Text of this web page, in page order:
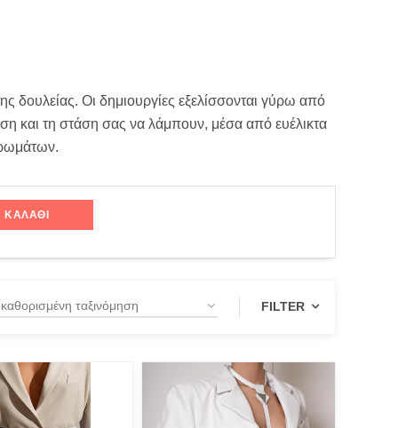
δουλείας. Οι δημιουργίες εξελίσσονται γύρω από
και τη στάση σας να λάμπουν, μέσα από ευέλικτα
ΚΑΛΆΘΙ
FILTER
CATEGORIES
Twinset